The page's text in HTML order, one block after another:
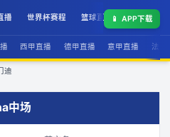
播 世界杯赛程 篮球直播 联赛积分
📱 APP下载
西甲直播 德甲直播 意甲直播 法甲
迪
中场